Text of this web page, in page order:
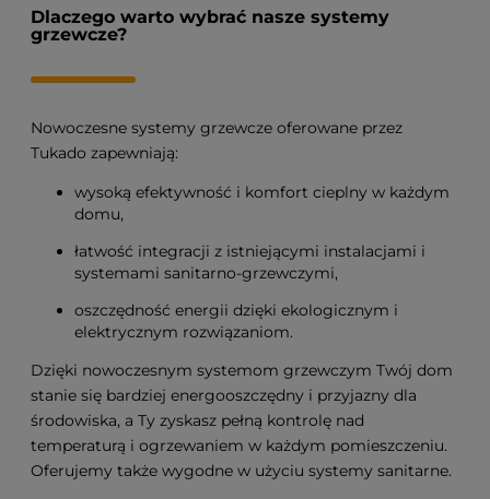
Dlaczego warto wybrać nasze systemy
grzewcze?
Nowoczesne systemy grzewcze oferowane przez
Tukado zapewniają:
wysoką efektywność i komfort cieplny w każdym
domu,
łatwość integracji z istniejącymi instalacjami i
systemami sanitarno-grzewczymi,
oszczędność energii dzięki ekologicznym i
elektrycznym rozwiązaniom.
Dzięki nowoczesnym systemom grzewczym Twój dom
stanie się bardziej energooszczędny i przyjazny dla
środowiska, a Ty zyskasz pełną kontrolę nad
temperaturą i ogrzewaniem w każdym pomieszczeniu.
Oferujemy także wygodne w użyciu systemy sanitarne.